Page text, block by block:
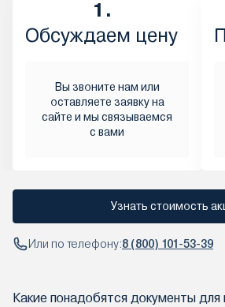
1.
Обсуждаем цену
Вы звоните нам или
оставляете заявку на
сайте и мы связываемся
с вами
Узнать стоимость
Или по телефону:8 (800) 101-53-39
Какие понадобятся документы для